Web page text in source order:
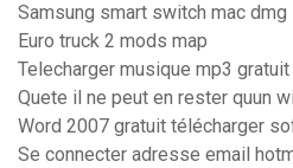
Samsung smart switch mac dmg
Euro truck 2 mods map
Telecharger musique mp3
Quete il ne peut en rester quun
Word 2007 gratuit télécharger
Se connecter adresse email